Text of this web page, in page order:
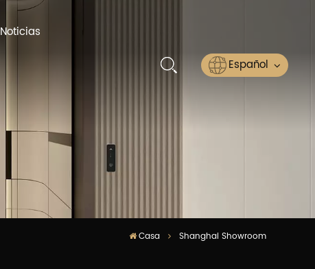
Noticias
Español
Casa Shanghai Showroom